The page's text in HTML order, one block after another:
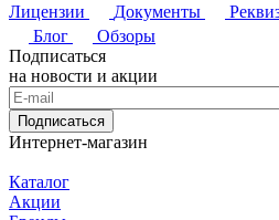
Лицензии
Документы
Блог
Обзоры
Подписаться
на новости и акции
Подписаться
Интернет-магазин
Каталог
Акции